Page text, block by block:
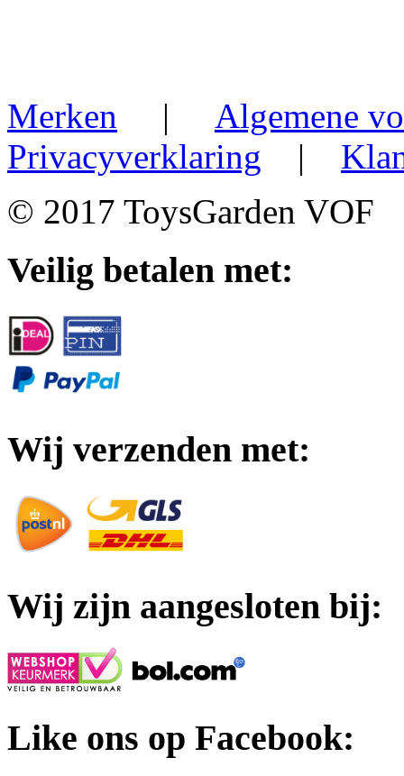
Merken | Algemene
Privacyverklaring |
© 2017 ToysGarden VOF
Veilig betalen met:
Wij verzenden met:
Wij zijn aangesloten bij:
Like ons op Facebook: